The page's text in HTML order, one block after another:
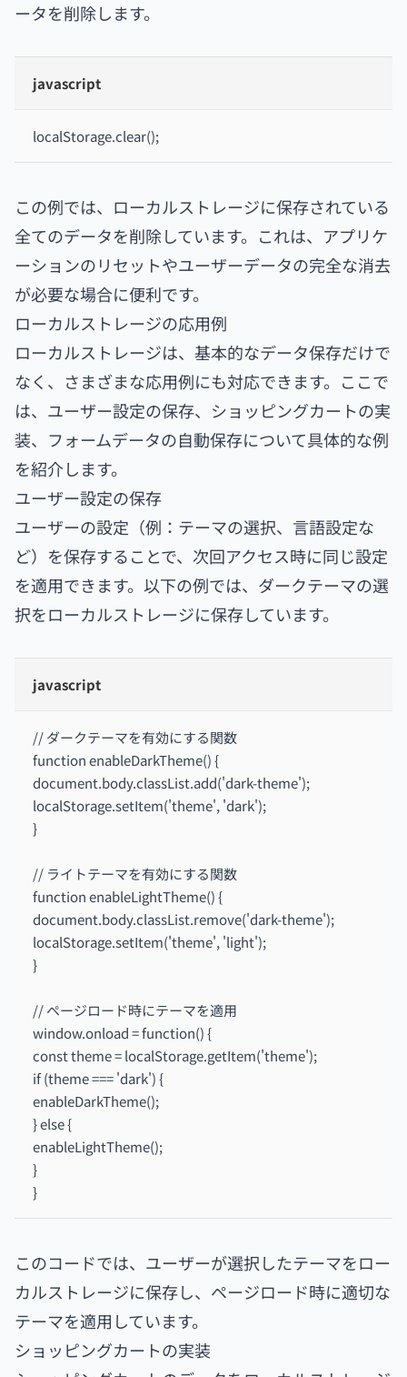
ータを削除します。
javascript
localStorage.clear();
この例では、ローカルストレージに保存されている
全てのデータを削除しています。これは、アプリケ
ーションのリセットやユーザーデータの完全な消去
が必要な場合に便利です。
ローカルストレージの応用例
ローカルストレージは、基本的なデータ保存だけで
なく、さまざまな応用例にも対応できます。ここで
は、ユーザー設定の保存、ショッピングカートの実
装、フォームデータの自動保存について具体的な例
を紹介します。
ユーザー設定の保存
ユーザーの設定（例：テーマの選択、言語設定な
ど）を保存することで、次回アクセス時に同じ設定
を適用できます。以下の例では、ダークテーマの選
択をローカルストレージに保存しています。
javascript
// ダークテーマを有効にする関数
function enableDarkTheme() {
document.body.classList.add('dark-theme');
localStorage.setItem('theme', 'dark');
}
// ライトテーマを有効にする関数
function enableLightTheme() {
document.body.classList.remove('dark-theme');
localStorage.setItem('theme', 'light');
}
// ページロード時にテーマを適用
window.onload = function() {
const theme = localStorage.getItem('theme');
if (theme === 'dark') {
enableDarkTheme();
} else {
enableLightTheme();
}
}
このコードでは、ユーザーが選択したテーマをロー
カルストレージに保存し、ページロード時に適切な
テーマを適用しています。
ショッピングカートの実装